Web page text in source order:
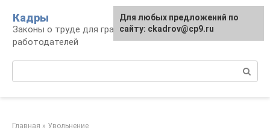
контенту
Кадры
Законы о труде для граждан и
работодателей
Главная » Увольнение
Для любых предложений по
сайту: ckadrov@cp9.ru